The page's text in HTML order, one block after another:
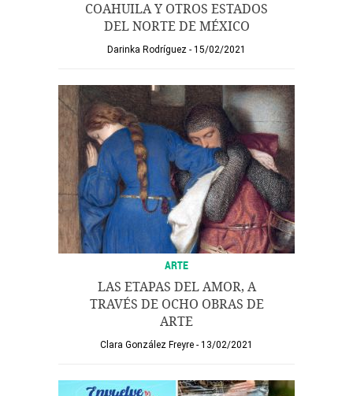
COAHUILA Y OTROS ESTADOS
DEL NORTE DE MÉXICO
Darinka Rodríguez 15/02/2021
ARTE
LAS ETAPAS DEL AMOR, A
TRAVÉS DE OCHO OBRAS DE
ARTE
Clara González Freyre 13/02/2021